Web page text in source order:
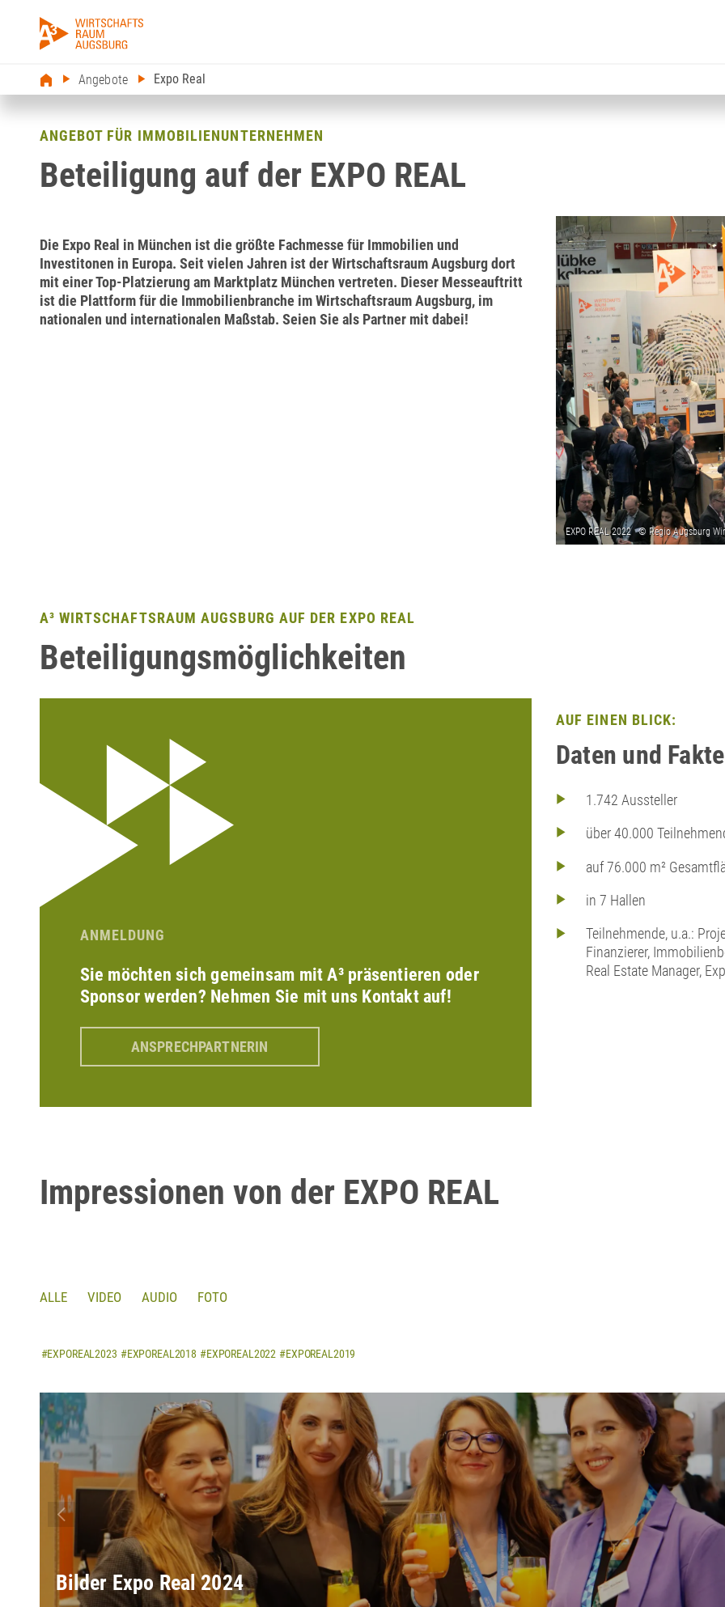
Angebote Expo Real
ANGEBOT FÜR IMMOBILIENUNTERNEHMEN
Beteiligung auf der EXPO REAL
Die Expo Real in München ist die größte Fachmesse für Immobilien und
Investitonen in Europa. Seit vielen Jahren ist der Wirtschaftsraum Augsburg dort
mit einer Top-Platzierung am Marktplatz München vertreten. Dieser Messeauftritt
ist die Plattform für die Immobilienbranche im Wirtschaftsraum Augsburg, im
nationalen und internationalen Maßstab. Seien Sie als Partner mit dabei!
A³ WIRTSCHAFTSRAUM AUGSBURG AUF DER EXPO REAL
Beteiligungsmöglichkeiten
ANMELDUNG
Sie möchten sich gemeinsam mit A³ präsentieren oder
Sponsor werden? Nehmen Sie mit uns Kontakt auf!
ANSPRECHPARTNERIN
AUF EINEN BLICK:
Daten und
1.742 Aussteller
über 40.000
auf 76.000 m²
in 7 Hallen
Teilnehmende, u.a.:
Finanzierer,
Real Estate Manager,
Impressionen von der EXPO REAL
ALLE VIDEO AUDIO FOTO
#EXPOREAL2023 #EXPOREAL2018 #EXPOREAL2022 #EXPOREAL2019
Bilder Expo Real 2024